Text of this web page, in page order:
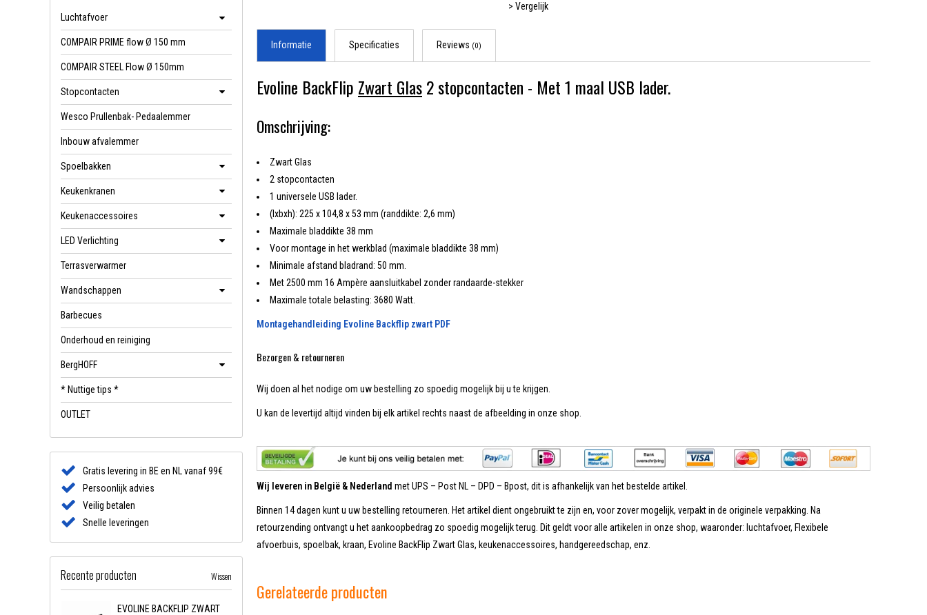
> Vergelijk
Informatie Specificaties Reviews (0)
Evoline BackFlip Zwart Glas2 stopcontacten - Met 1 maal USB lader.
Omschrijving:
Zwart Glas
2 stopcontacten
1 universele USB lader.
(lxbxh): 225 x 104,8 x 53 mm (randdikte: 2,6 mm)
Maximale bladdikte 38 mm
Voor montage in het werkblad (maximale bladdikte 38 mm)
Minimale afstand bladrand: 50 mm.
Met 2500 mm 16 Ampère aansluitkabel zonder randaarde-stekker
Maximale totale belasting: 3680 Watt.
Montagehandleiding Evoline Backflip zwart PDF
Bezorgen & retourneren
Wij doen al het nodige om uw bestelling zo spoedig mogelijk bij u te krijgen.
U kan de levertijd altijd vinden bij elk artikel rechts naast de afbeelding in onze shop.
Wij leveren in België & Nederland met UPS – Post NL – DPD – Bpost, dit is afhankelijk van het bestelde artikel.
Binnen 14 dagen kunt u uw bestelling retourneren. Het artikel dient ongebruikt te zijn en, voor zover mogelijk, verpakt in de originele verpakking. Na
retourzending ontvangt u het aankoopbedrag zo spoedig mogelijk terug. Dit geldt voor alle artikelen in onze shop, waaronder: luchtafvoer, Flexibele
afvoerbuis, spoelbak, kraan, Evoline BackFlip Zwart Glas, keukenaccessoires, handgereedschap, enz.
Gerelateerde producten
Luchtafvoer
COMPAIR PRIME flow Ø 150 mm
COMPAIR STEEL Flow Ø 150mm
Stopcontacten
Wesco Prullenbak- Pedaalemmer
Inbouw afvalemmer
Spoelbakken
Keukenkranen
Keukenaccessoires
LED Verlichting
Terrasverwarmer
Wandschappen
Barbecues
Onderhoud en reiniging
BergHOFF
* Nuttige tips *
OUTLET
Gratis levering in BE en NL vanaf 99€
Persoonlijk advies
Veilig betalen
Snelle leveringen
Recente producten Wissen
EVOLINE BACKFLIP ZWART